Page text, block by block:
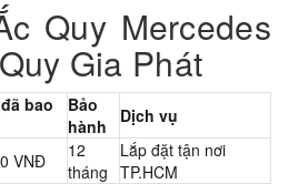
Quy Mercedes
Gia Phát
bao
Bảo
hành
Dịch vụ
VNĐ
12
tháng
Lắp đặt tận nơi
TP.HCM